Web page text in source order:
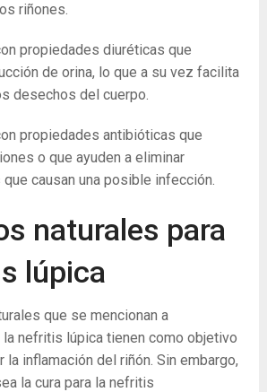
riñones.
propiedades diuréticas que
de orina, lo que a su vez facilita
desechos del cuerpo.
propiedades antibióticas que
o que ayuden a eliminar
causan una posible infección.
naturales para
lúpica
que se mencionan a
la nefritis lúpica tienen como objetivo
la inflamación del riñón. Sin embargo,
la cura para la nefritis